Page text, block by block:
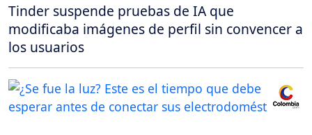
Tinder suspende pruebas de IA que
modificaba imágenes de perfil sin convencer a
los usuarios